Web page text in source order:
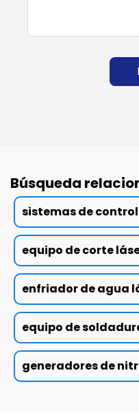
Búsqueda
sistemas de
equipo de corte
enfriador de agua
equipo de
generadores de